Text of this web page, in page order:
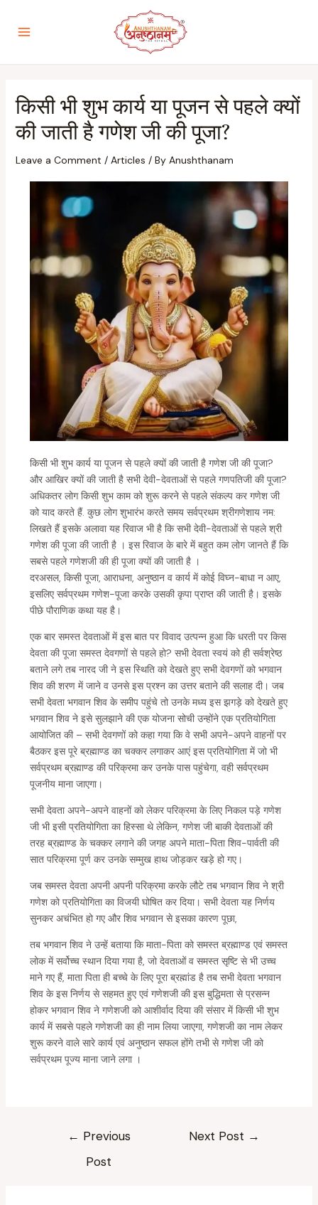
किसी भी शुभ कार्य या पूजन से पहले क्यों
की जाती है गणेश जी की पूजा?
Leave a Comment / Articles / By Anushthanam
किसी भी शुभ कार्य या पूजन से पहले क्यों की जाती है गणेश जी की पूजा?
और आख‍िर क्यों की जाती है सभी देवी-देवताओं से पहले गणपतिजी की पूजा?
अधिकतर लोग किसी शुभ काम को शुरू करने से पहले संकल्प कर गणेश जी
को याद करते हैं. कुछ लोग शुभारंभ करते समय सर्वप्रथम श्रीगणेशाय नम:
लिखते हैं इसके अलावा यह रिवाज भी है कि सभी देवी-देवताओं से पहले श्री
गणेश की पूजा की जाती है । इस रिवाज के बारे में बहुत कम लोग जानते हैं कि
सबसे पहले गणेशजी की ही पूजा क्यों की जाती है ।
दरअसल, किसी पूजा, आराधना, अनुष्ठान व कार्य में कोई विघ्न-बाधा न आए,
इसलिए सर्वप्रथम गणेश-पूजा करके उसकी कृपा प्राप्त की जाती है। इसके
पीछे पौराणिक कथा यह है।
एक बार समस्त देवताओं में इस बात पर विवाद उत्पन्न हुआ कि धरती पर किस
देवता की पूजा समस्त देवगणों से पहले हो? सभी देवता स्वयं को ही सर्वश्रेष्ठ
बताने लगे तब नारद जी ने इस स्थिति को देखते हुए सभी देवगणों को भगवान
शिव की शरण में जाने व उनसे इस प्रश्न का उत्तर बताने की सलाह दी। जब
सभी देवता भगवान शिव के समीप पहुंचे तो उनके मध्य इस झगड़े को देखते हुए
भगवान शिव ने इसे सुलझाने की एक योजना सोची उन्होंने एक प्रतियोगिता
आयोजित की – सभी देवगणों को कहा गया कि वे सभी अपने-अपने वाहनों पर
बैठकर इस पूरे ब्रह्माण्ड का चक्कर लगाकर आएं इस प्रतियोगिता में जो भी
सर्वप्रथम ब्रह्माण्ड की परिक्रमा कर उनके पास पहुंचेगा, वही सर्वप्रथम
पूजनीय माना जाएगा।
सभी देवता अपने-अपने वाहनों को लेकर परिक्रमा के लिए निकल पड़े गणेश
जी भी इसी प्रतियोगिता का हिस्सा थे लेकिन, गणेश जी बाकी देवताओं की
तरह ब्रह्माण्ड के चक्कर लगाने की जगह अपने माता-पिता शिव-पार्वती की
सात परिक्रमा पूर्ण कर उनके सम्मुख हाथ जोड़कर खड़े हो गए।
जब समस्त देवता अपनी अपनी परिक्रमा करके लौटे तब भगवान शिव ने श्री
गणेश को प्रतियोगिता का विजयी घोषित कर दिया। सभी देवता यह निर्णय
सुनकर अचंभित हो गए और शिव भगवान से इसका कारण पूछा,
तब भगवान शिव ने उन्हें बताया कि माता-पिता को समस्त ब्रह्माण्ड एवं समस्त
लोक में सर्वोच्च स्थान दिया गया है, जो देवताओं व समस्त सृष्टि से भी उच्च
माने गए हैं, माता पिता ही बच्चे के लिए पूरा ब्रह्मांड है तब सभी देवता भगवान
शिव के इस निर्णय से सहमत हुए एवं गणेशजी की इस बुद्धिमता से प्रसन्न
होकर भगवान शिव ने गणेशजी को आशीर्वाद दिया की संसार में किसी भी शुभ
कार्य में सबसे पहले गणेशजी का ही नाम लिया जाएगा, गणेशजी का नाम लेकर
शुरू करने वाले सारे कार्य एवं अनुष्ठान सफल होंगे तभी से गणेश जी को
सर्वप्रथम पूज्य माना जाने लगा ।
← Previous
Post
Next Post →